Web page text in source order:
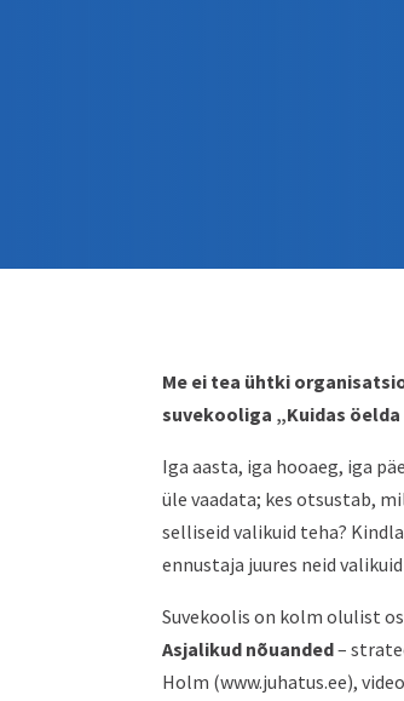
Me ei tea ühtki
suvekooliga „Kuidas
Iga aasta, iga hooaeg, iga
üle vaadata; kes otsustab,
selliseid valikuid teha?
ennustaja juures neid
Suvekoolis on kolm olulist
Asjalikud nõuanded–
Holm (www.juhatus.ee),